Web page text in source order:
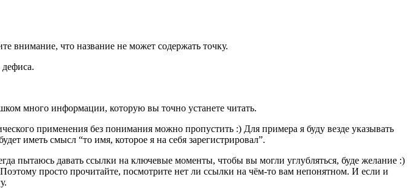
внимание, что название не может содержать точку.
много информации, которую вы точно устанете читать.
применения без понимания можно пропустить :) Для примера я буду везде указывать
иметь смысл “то имя, которое я на себя зарегистрировал”.
пытаюсь давать ссылки на ключевые моменты, чтобы вы могли углубляться, буде желание :)
просто прочитайте, посмотрите нет ли ссылки на чём-то вам непонятном. И если и